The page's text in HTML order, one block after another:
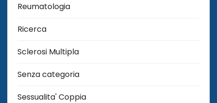
Reumatologia
Ricerca
Sclerosi Multipla
Senza categoria
Sessualita' Coppia